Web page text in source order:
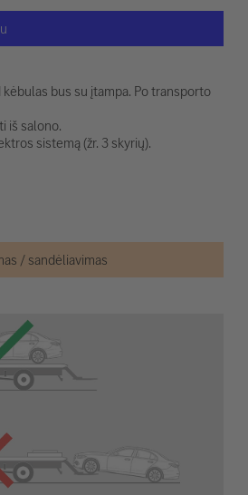
kėbulas bus su įtampa. Po transporto
iš salono.
sistemą (žr. 3 skyrių).
/ sandėliavimas